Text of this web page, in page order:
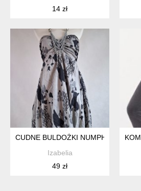
14 zł
CUDNE BULDOŻKI NUMPH ORAZ
Izabelia
49 zł